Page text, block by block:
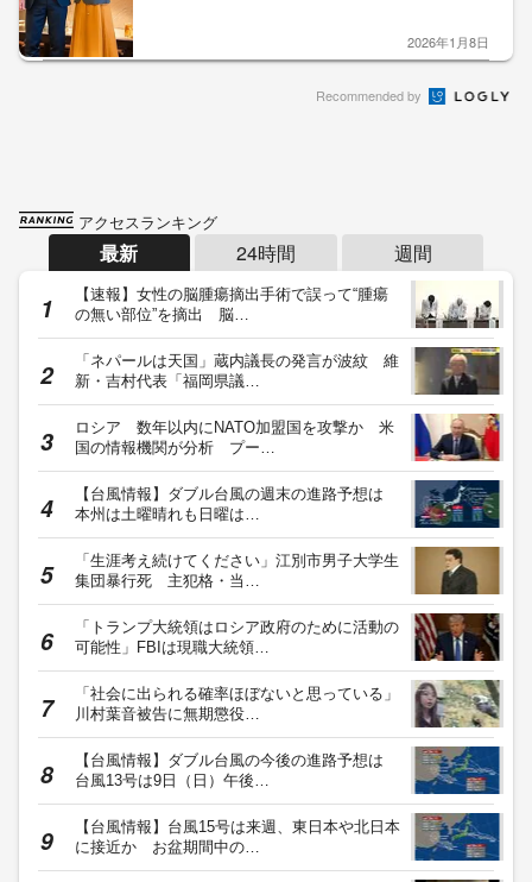
2026年1月8日
Recommended by
アクセスランキング
最新 24時間 週間
【速報】女性の脳腫瘍摘出手術で誤って“腫瘍
の無い部位”を摘出 脳…
「ネパールは天国」蔵内議長の発言が波紋 維
新・吉村代表「福岡県議…
ロシア 数年以内にNATO加盟国を攻撃か 米
国の情報機関が分析 プー…
【台風情報】ダブル台風の週末の進路予想は
本州は土曜晴れも日曜は…
「生涯考え続けてください」江別市男子大学生
集団暴行死 主犯格・当…
「トランプ大統領はロシア政府のために活動の
可能性」FBIは現職大統領…
「社会に出られる確率ほぼないと思っている」
川村葉音被告に無期懲役…
【台風情報】ダブル台風の今後の進路予想は
台風13号は9日（日）午後…
【台風情報】台風15号は来週、東日本や北日本
に接近か お盆期間中の…